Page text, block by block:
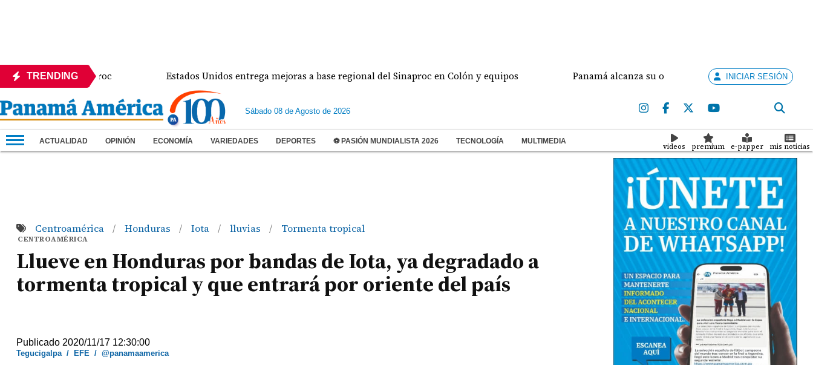
TRENDING
de Sinaproc Estados Unidos entrega mejoras a base regional del Sinaproc en Colón y equipos Panamá alcanza su octava medalla de oro en Santo
INICIAR SESIÓN
Sábado 08 de Agosto de 2026
ACTUALIDAD OPINIÓN ECONOMÍA VARIEDADES DEPORTES ⚽ PASIÓN MUNDIALISTA 2026 TECNOLOGÍA MULTIMEDIA
videos premium e-papper mis noticias
Centroamérica / Honduras / Iota / lluvias / Tormenta tropical
CENTROAMÉRICA
Llueve en Honduras por bandas de Iota, ya degradado a
tormenta tropical y que entrará por oriente del país
Publicado 2020/11/17 12:30:00
Tegucigalpa/ EFE /@panamaamerica